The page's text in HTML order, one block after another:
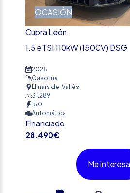
OCASIÓN
Cupra León
1.5 eTSI 110kW (150CV) DSG
2025
Gasolina
Llinars del Vallès
31.289
150
Automática
Financiado
28.490€
Me interesa